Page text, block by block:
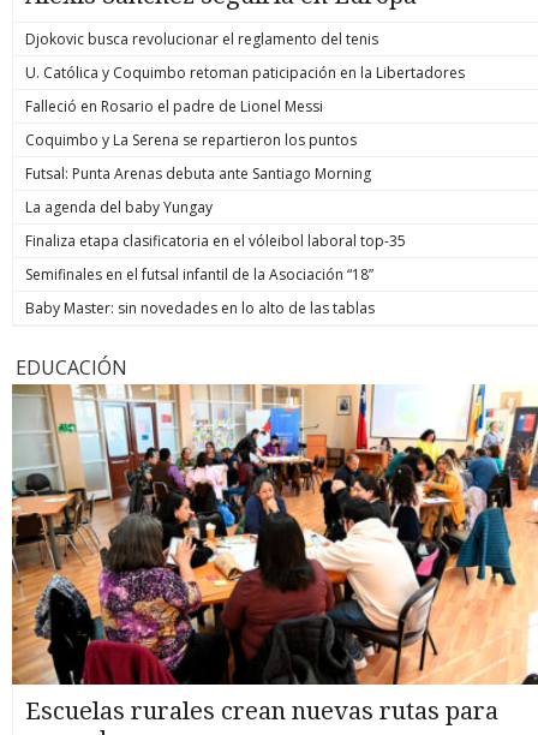
Djokovic busca revolucionar el reglamento del tenis
U. Católica y Coquimbo retoman paticipación en la Libertadores
Falleció en Rosario el padre de Lionel Messi
Coquimbo y La Serena se repartieron los puntos
Futsal: Punta Arenas debuta ante Santiago Morning
La agenda del baby Yungay
Finaliza etapa clasificatoria en el vóleibol laboral top-35
Semifinales en el futsal infantil de la Asociación “18”
Baby Master: sin novedades en lo alto de las tablas
EDUCACIÓN
Escuelas rurales crean nuevas rutas para